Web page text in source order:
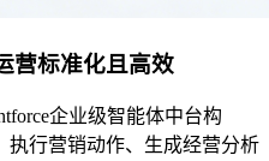
营标准化且高效
企业级智能体中台构
执行营销动作、生成经营分析